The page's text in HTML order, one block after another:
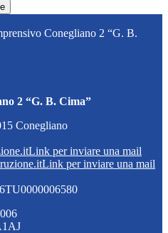
Conegliano 2 “G. B.
2 “G. B. Cima”
Conegliano
Link per inviare una mail
Link per inviare una mail